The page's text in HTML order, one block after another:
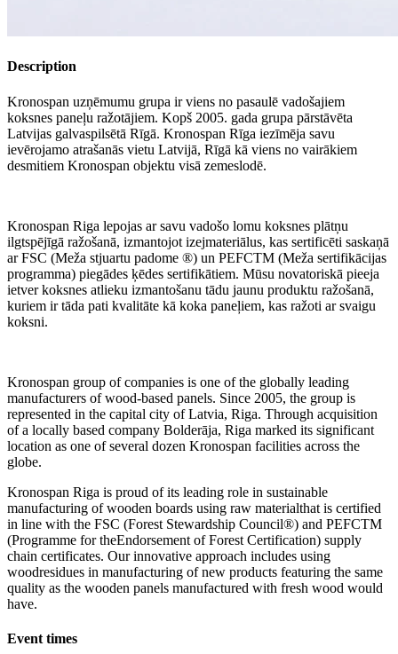
Description
Kronospan uzņēmumu grupa ir viens no pasaulē vadošajiem
koksnes paneļu ražotājiem. Kopš 2005. gada grupa pārstāvēta
Latvijas galvaspilsētā Rīgā. Kronospan Rīga iezīmēja savu
ievērojamo atrašanās vietu Latvijā, Rīgā kā viens no vairākiem
desmitiem Kronospan objektu visā zemeslodē.
Kronospan Riga lepojas ar savu vadošo lomu koksnes plātņu
ilgtspējīgā ražošanā, izmantojot izejmateriālus, kas sertificēti saskaņā
ar FSC (Meža stjuartu padome ®) un PEFCTM (Meža sertifikācijas
programma) piegādes ķēdes sertifikātiem. Mūsu novatoriskā pieeja
ietver koksnes atlieku izmantošanu tādu jaunu produktu ražošanā,
kuriem ir tāda pati kvalitāte kā koka paneļiem, kas ražoti ar svaigu
koksni.
Kronospan group of companies is one of the globally leading
manufacturers of wood-based panels. Since 2005, the group is
represented in the capital city of Latvia, Riga. Through acquisition
of a locally based company Bolderāja, Riga marked its significant
location as one of several dozen Kronospan facilities across the
globe.
Kronospan Riga is proud of its leading role in sustainable
manufacturing of wooden boards using raw materialthat is certified
in line with the FSC (Forest Stewardship Council®) and PEFCTM
(Programme for theEndorsement of Forest Certification) supply
chain certificates. Our innovative approach includes using
woodresidues in manufacturing of new products featuring the same
quality as the wooden panels manufactured with fresh wood would
have.
Event times